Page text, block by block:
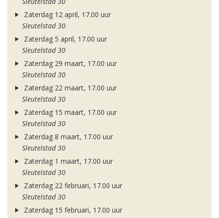
Zaterdag 12 april, 17.00 uur
Sleutelstad 30
Zaterdag 5 april, 17.00 uur
Sleutelstad 30
Zaterdag 29 maart, 17.00 uur
Sleutelstad 30
Zaterdag 22 maart, 17.00 uur
Sleutelstad 30
Zaterdag 15 maart, 17.00 uur
Sleutelstad 30
Zaterdag 8 maart, 17.00 uur
Sleutelstad 30
Zaterdag 1 maart, 17.00 uur
Sleutelstad 30
Zaterdag 22 februari, 17.00 uur
Sleutelstad 30
Zaterdag 15 februari, 17.00 uur